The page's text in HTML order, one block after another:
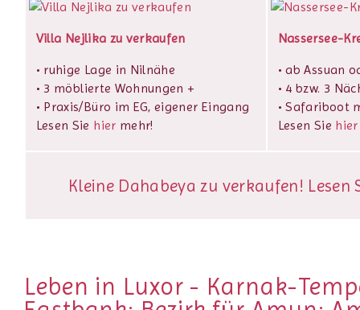
Villa Nejlika zu verkaufen
• ruhige Lage in Nilnähe
• 3 möblierte Wohnungen +
• Praxis/Büro im EG, eigener Eingang
Lesen Sie hier mehr!
Nassersee-
• ab Assuan
• 4 bzw. 3
• Safariboot
Lesen Sie hier
Kleine Dahabeya zu verkaufen! Lesen
Leben in Luxor - Karnak-